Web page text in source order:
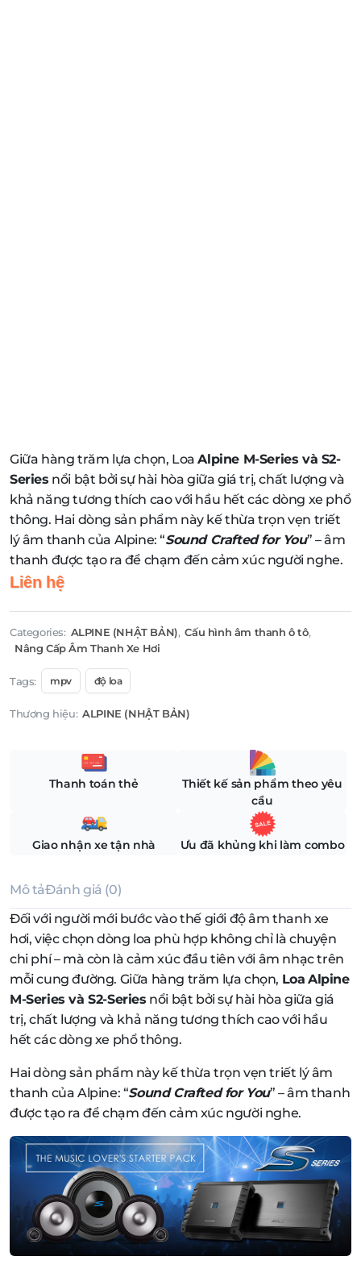
Giữa hàng trăm lựa chọn, LoaAlpine M-Series và S2-
Series nổi bật bởi sự hài hòa giữa giá trị, chất lượng và
khả năng tương thích cao với hầu hết các dòng xe phổ
thông. Hai dòng sản phẩm này kế thừa trọn vẹn triết
lý âm thanh của Alpine: “Sound Crafted for You” – âm
thanh được tạo ra để chạm đến cảm xúc người nghe.
Liên hệ
Categories: ALPINE (NHẬT BẢN), Cấu hình âm thanh ô tô,
Nâng Cấp Âm Thanh Xe Hơi
Tags: mpv độ loa
Thương hiệu: ALPINE (NHẬT BẢN)
Thanh toán thẻ
Thiết kế sản phẩm theo yêu
cầu
Giao nhận xe tận nhà Ưu đã khủng khi làm combo
Mô tảĐánh giá (0)
Đối với người mới bước vào thế giới độ âm thanh xe
hơi, việc chọn dòng loa phù hợp không chỉ là chuyện
chi phí – mà còn là cảm xúc đầu tiên với âm nhạc trên
mỗi cung đường. Giữa hàng trăm lựa chọn, Loa Alpine
M-Series và S2-Series nổi bật bởi sự hài hòa giữa giá
trị, chất lượng và khả năng tương thích cao với hầu
hết các dòng xe phổ thông.
Hai dòng sản phẩm này kế thừa trọn vẹn triết lý âm
thanh của Alpine: “Sound Crafted for You” – âm thanh
được tạo ra để chạm đến cảm xúc người nghe.